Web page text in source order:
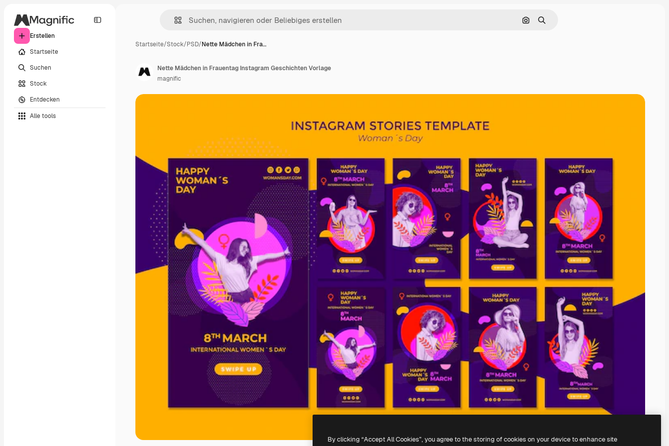
Erstellen
Startseite
Suchen
Stock
Entdecken
Alle tools
Nach Bild suchen
Suchen
Startseite/Stock/PSD/Nette Mädchen in Fra…
Nette Mädchen in Frauentag Instagram Geschichten Vorlage
magnific
By clicking “Accept All Cookies”, you agree to the storing of cookies on your device to enhance site